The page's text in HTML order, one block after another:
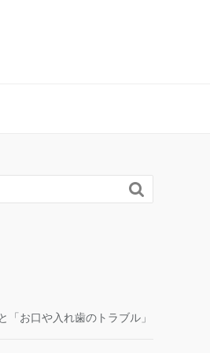

「お口や入れ歯のトラブル」